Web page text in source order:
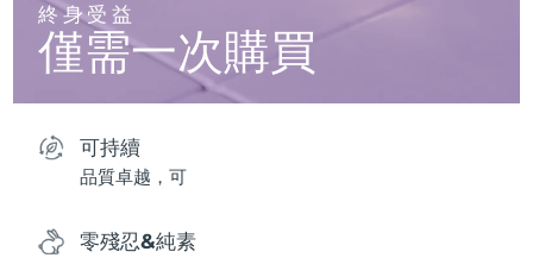
終身受益
僅需一次購買
可持續
品質卓越，可
零殘忍&純素